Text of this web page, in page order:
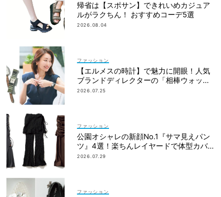
帰省は【スポサン】できれいめカジュア
ルがラクちん！ おすすめコーデ5選
2026.08.04
ファッション
【エルメスの時計】で魅力に開眼！人気
ブランドディレクターの「相棒ウォッ
チ」ヒストリー
2026.07.25
ファッション
公園オシャレの新顔No.1『サマ見えパン
ツ』4選！楽ちんレイヤードで体型カバ
ーも◎
2026.07.29
ファッション